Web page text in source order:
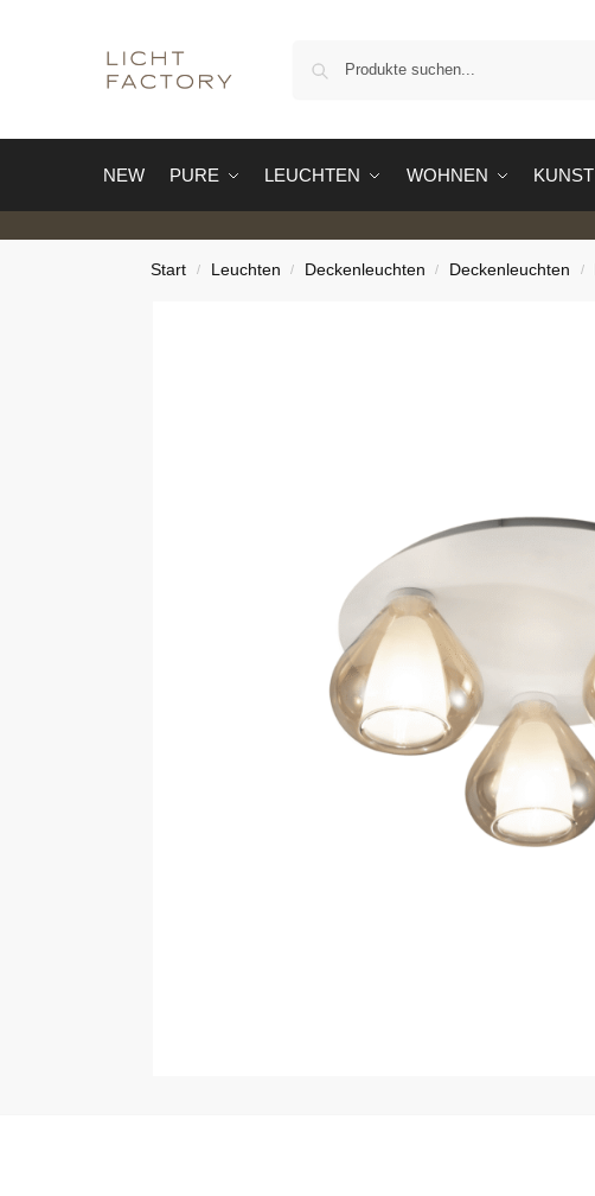
NEW PURE LEUCHTEN WOHNEN KUNST
Start / Leuchten / Deckenleuchten / Deckenleuchten /